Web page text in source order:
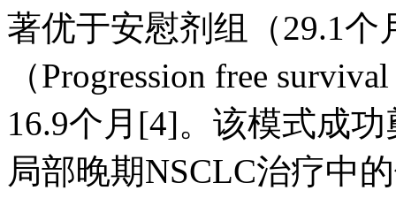
著优于安慰剂组（29.1
（Progression free
16.9个月[4]。该模式成
局部晚期NSCLC治疗中